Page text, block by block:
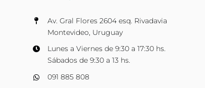
Av. Gral Flores 2604 esq. Rivadavia
Montevideo, Uruguay
Lunes a Viernes de 9:30 a 17:30 hs.
Sábados de 9:30 a 13 hs.
091 885 808